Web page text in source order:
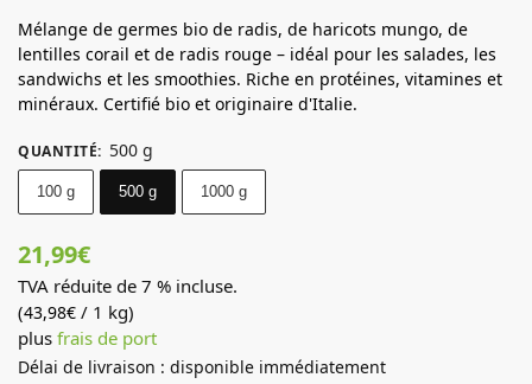
Mélange de germes bio de radis, de haricots mungo, de
lentilles corail et de radis rouge – idéal pour les salades, les
sandwichs et les smoothies. Riche en protéines, vitamines et
minéraux. Certifié bio et originaire d'Italie.
QUANTITÉ: 500 g
100 g 500 g 1000 g
21,99€
TVA réduite de 7 % incluse.
(43,98€ / 1 kg)
plus frais de port
Délai de livraison : disponible immédiatement